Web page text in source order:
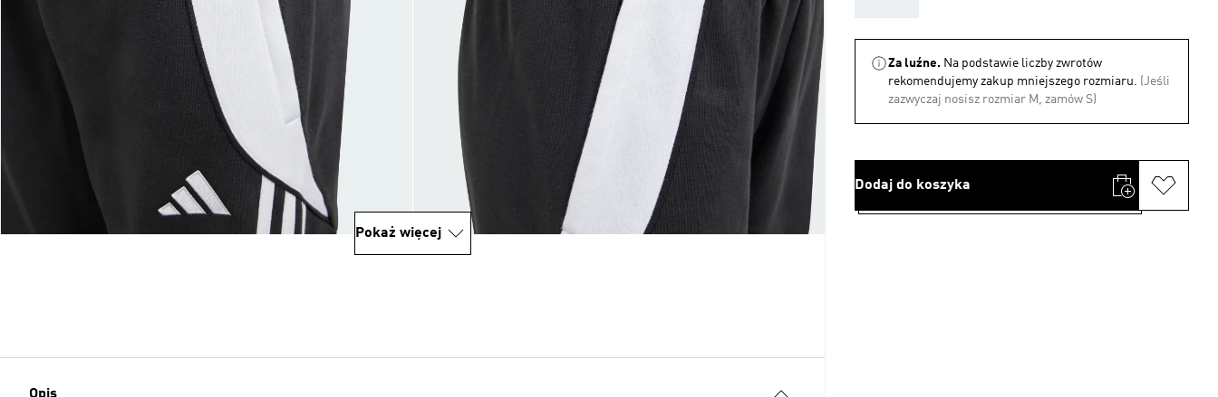
Pokaż więcej
Za luźne. Na podstawie liczby zwrotów
rekomendujemy zakup mniejszego rozmiaru. (Jeśli
zazwyczaj nosisz rozmiar M, zamów S)
Dodaj do koszyka